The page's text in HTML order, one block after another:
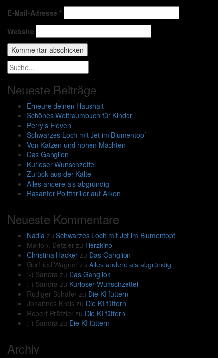
E-Mail-Adresse *
Website
Neueste Beiträge
Erneure deinen Haushalt
Schönes Weltraumbuch für Kinder
Perry’s Eleven
Schwarzes Loch mit Jet im Blumentopf
Von Katzen und hohen Mächten
Das Ganglion
Kurioser Wunschzettel
Zurück aus der Kälte
Alles andere als abgründig
Rasanter Politthriller auf Arkon
Neueste Kommentare
Nadia zu Schwarzes Loch mit Jet im Blumentopf
Marion. Detzler zu Herzkino
Christina Hacker zu Das Ganglion
Gerfried Wagner zu Alles andere als abgründig
:-) Sandra zu Das Ganglion
:-) Sandra zu Kurioser Wunschzettel
Rüdiger Schäfer zu Die KI füttern
Johannes Kreis zu Die KI füttern
Robert Prätzler zu Die KI füttern
:-) Sandra zu Die KI füttern
Archiv